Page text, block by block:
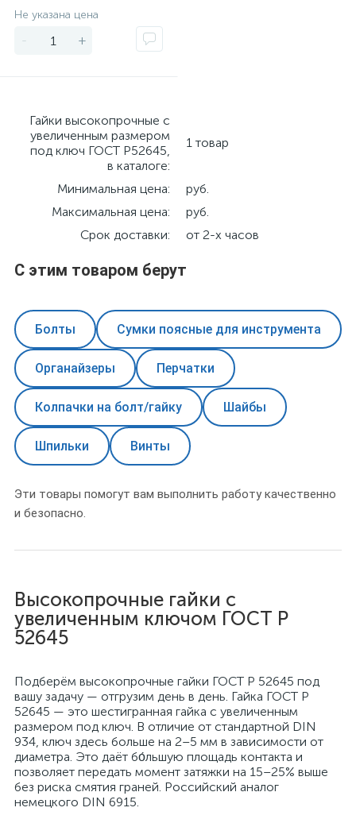
Не указана цена
- +
Гайки высокопрочные с
увеличенным размером
под ключ ГОСТ Р52645,
в каталоге:
1 товар
Минимальная цена:
руб.
Максимальная цена:
руб.
Срок доставки:
от 2-х часов
С этим товаром берут
Болты Сумки поясные для инструмента
Органайзеры Перчатки
Колпачки на болт/гайку Шайбы
Шпильки Винты
Эти товары помогут вам выполнить работу качественно
и безопасно.
Высокопрочные гайки с
увеличенным ключом ГОСТ Р
52645
Подберём высокопрочные гайки ГОСТ Р 52645 под
вашу задачу — отгрузим день в день. Гайка ГОСТ Р
52645 — это шестигранная гайка с увеличенным
размером под ключ. В отличие от стандартной DIN
934, ключ здесь больше на 2–5 мм в зависимости от
диаметра. Это даёт бо́льшую площадь контакта и
позволяет передать момент затяжки на 15–25% выше
без риска смятия граней. Российский аналог
немецкого DIN 6915.